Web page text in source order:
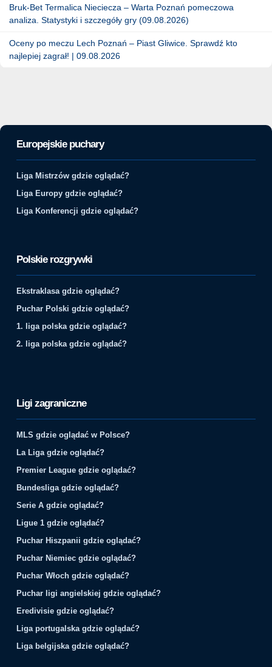
Bruk-Bet Termalica Nieciecza – Warta Poznań pomeczowa
analiza. Statystyki i szczegóły gry (09.08.2026)
Oceny po meczu Lech Poznań – Piast Gliwice. Sprawdź kto
najlepiej zagrał! | 09.08.2026
Europejskie puchary
Liga Mistrzów gdzie oglądać?
Liga Europy gdzie oglądać?
Liga Konferencji gdzie oglądać?
Polskie rozgrywki
Ekstraklasa gdzie oglądać?
Puchar Polski gdzie oglądać?
1. liga polska gdzie oglądać?
2. liga polska gdzie oglądać?
Ligi zagraniczne
MLS gdzie oglądać w Polsce?
La Liga gdzie oglądać?
Premier League gdzie oglądać?
Bundesliga gdzie oglądać?
Serie A gdzie oglądać?
Ligue 1 gdzie oglądać?
Puchar Hiszpanii gdzie oglądać?
Puchar Niemiec gdzie oglądać?
Puchar Włoch gdzie oglądać?
Puchar ligi angielskiej gdzie oglądać?
Eredivisie gdzie oglądać?
Liga portugalska gdzie oglądać?
Liga belgijska gdzie oglądać?